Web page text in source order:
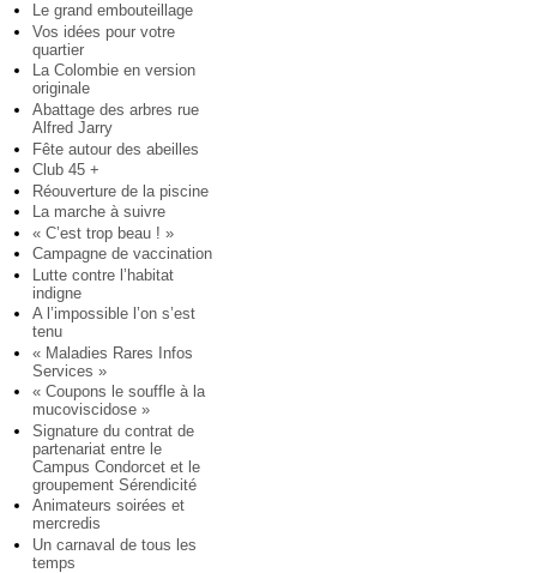
Le grand embouteillage
Vos idées pour votre
quartier
La Colombie en version
originale
Abattage des arbres rue
Alfred Jarry
Fête autour des abeilles
Club 45 +
Réouverture de la piscine
La marche à suivre
« C’est trop beau ! »
Campagne de vaccination
Lutte contre l’habitat
indigne
A l’impossible l’on s’est
tenu
« Maladies Rares Infos
Services »
« Coupons le souffle à la
mucoviscidose »
Signature du contrat de
partenariat entre le
Campus Condorcet et le
groupement Sérendicité
Animateurs soirées et
mercredis
Un carnaval de tous les
temps